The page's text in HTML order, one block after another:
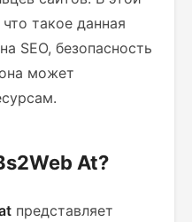
такое данная
SEO, безопасность
может
At?
представляет